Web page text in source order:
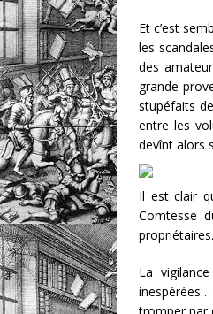
Et c’est
les
des
grande
stupéfaits
entre les
devînt alors
Il est clair
Comtesse
La